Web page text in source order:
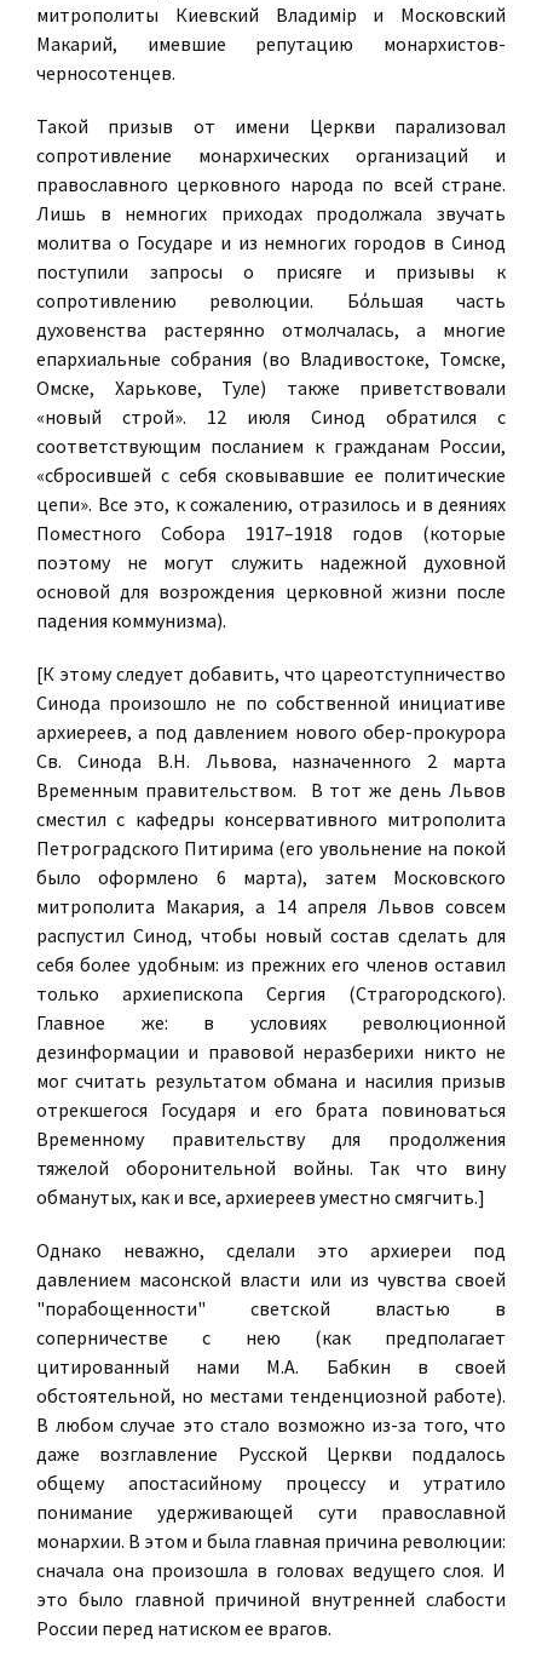
митрополиты Киевский Владимiр и Московский
Макарий, имевшие репутацию монархистов-
черносотенцев.
Такой призыв от имени Церкви парализовал
сопротивление монархических организаций и
православного церковного народа по всей стране.
Лишь в немногих приходах продолжала звучать
молитва о Государе и из немногих городов в Синод
поступили запросы о присяге и призывы к
сопротивлению революции. Бόльшая часть
духовенства растерянно отмолчалась, а многие
епархиальные собрания (во Владивостоке, Томске,
Омске, Харькове, Туле) также приветствовали
«новый строй». 12 июля Синод обратился с
соответствующим посланием к гражданам России,
«сбросившей с себя сковывавшие ее политические
цепи». Все это, к сожалению, отразилось и в деяниях
Поместного Собора 1917–1918 годов (которые
поэтому не могут служить надежной духовной
основой для возрождения церковной жизни после
падения коммунизма).
[К этому следует добавить, что цареотступничество
Синода произошло не по собственной инициативе
архиереев, а под давлением нового обер-прокурора
Св. Синода В.Н. Львова, назначенного 2 марта
Временным правительством. В тот же день Львов
сместил с кафедры консервативного митрополита
Петроградского Питирима (его увольнение на покой
было оформлено 6 марта), затем Московского
митрополита Макария, а 14 апреля Львов совсем
распустил Синод, чтобы новый состав сделать для
себя более удобным: из прежних его членов оставил
только архиепископа Сергия (Страгородского).
Главное же: в условиях революционной
дезинформации и правовой неразберихи никто не
мог считать результатом обмана и насилия призыв
отрекшегося Государя и его брата повиноваться
Временному правительству для продолжения
тяжелой оборонительной войны. Так что вину
обманутых, как и все, архиереев уместно смягчить.]
Однако неважно, сделали это архиереи под
давлением масонской власти или из чувства своей
"порабощенности" светской властью в
соперничестве с нею (как предполагает
цитированный нами М.А. Бабкин в своей
обстоятельной, но местами тенденциозной работе).
В любом случае это стало возможно из-за того, что
даже возглавление Русской Церкви поддалось
общему апостасийному процессу и утратило
понимание удерживающей сути православной
монархии. В этом и была главная причина революции:
сначала она произошла в головах ведущего слоя. И
это было главной причиной внутренней слабости
России перед натиском ее врагов.